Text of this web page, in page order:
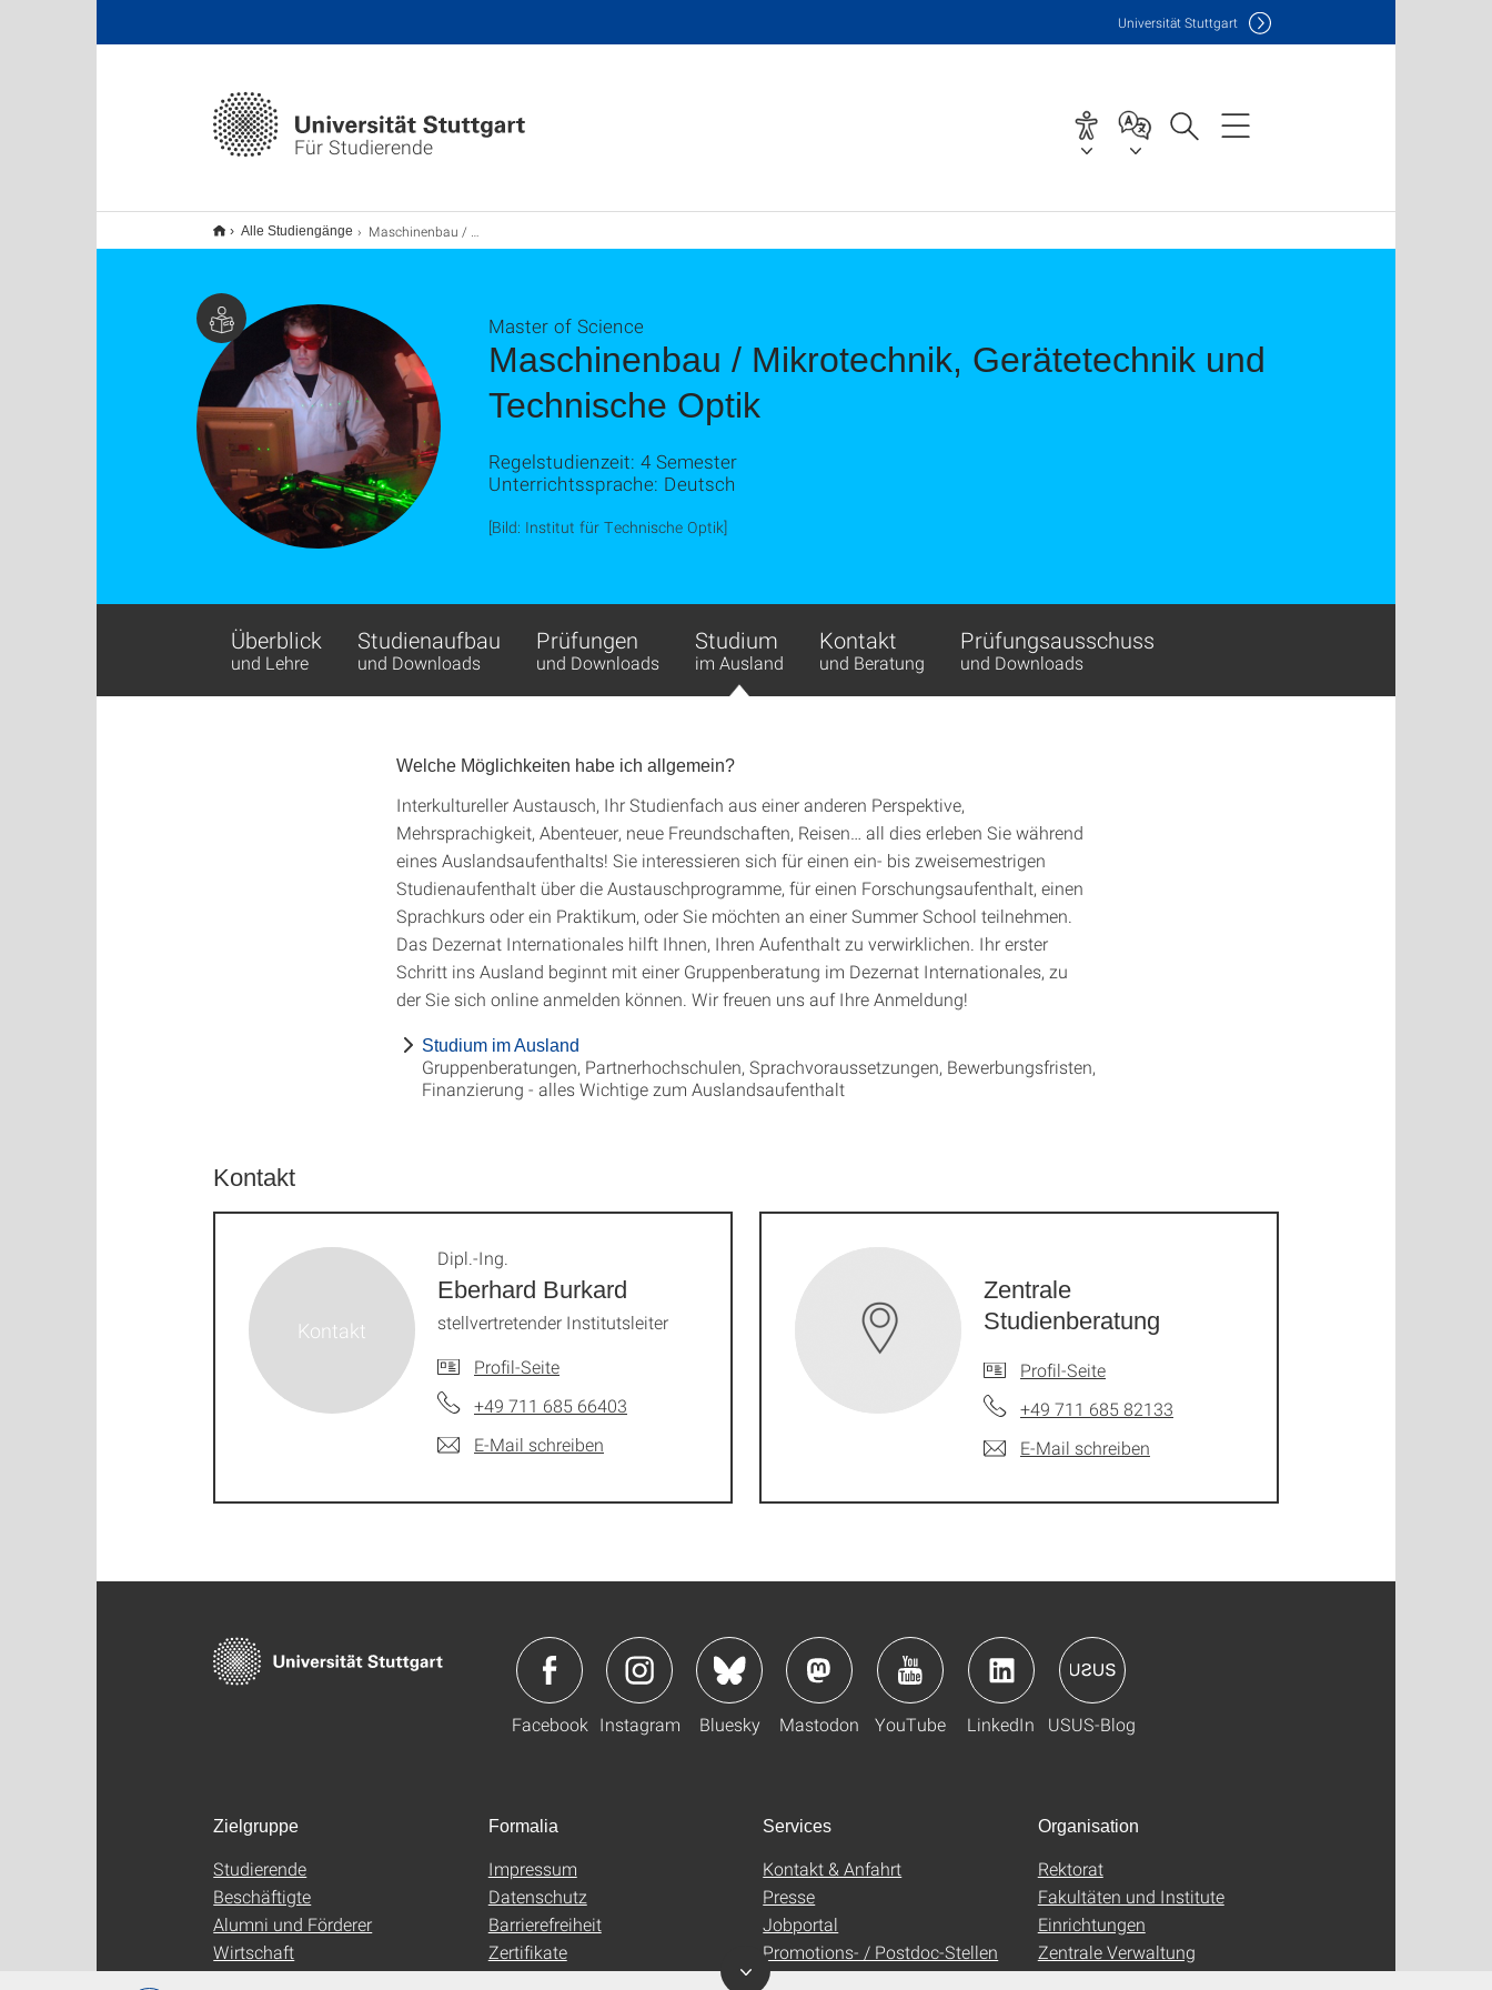
Für Studierende
Universität Stuttgart
Alle Studiengänge Maschinenbau / Mikrotechnik, Gerätetechnik und Technische Optik M.Sc.
Maschinenbau / Mikrotechnik, Gerätetechnik und
Technische Optik
Master of Science
Regelstudienzeit: 4 Semester
Unterrichtssprache: Deutsch
[Bild: Institut für Technische Optik]
Überblick
und Lehre
Studienaufbau
und Downloads
Prüfungen
und Downloads
Studium
im Ausland
Kontakt
und Beratung
Prüfungsausschuss
und Downloads
Welche Möglichkeiten habe ich allgemein?
Interkultureller Austausch, Ihr Studienfach aus einer anderen Perspektive,
Mehrsprachigkeit, Abenteuer, neue Freundschaften, Reisen… all dies erleben Sie während
eines Auslandsaufenthalts! Sie interessieren sich für einen ein- bis zweisemestrigen
Studienaufenthalt über die Austauschprogramme, für einen Forschungsaufenthalt, einen
Sprachkurs oder ein Praktikum, oder Sie möchten an einer Summer School teilnehmen.
Das Dezernat Internationales hilft Ihnen, Ihren Aufenthalt zu verwirklichen. Ihr erster
Schritt ins Ausland beginnt mit einer Gruppenberatung im Dezernat Internationales, zu
der Sie sich online anmelden können. Wir freuen uns auf Ihre Anmeldung!
Studium im Ausland
Gruppenberatungen, Partnerhochschulen, Sprachvoraussetzungen, Bewerbungsfristen,
Finanzierung - alles Wichtige zum Auslandsaufenthalt
Kontakt
Eberhard Burkard
Dipl.-Ing.
stellvertretender Institutsleiter
Profil-Seite
+49 711 685 66403
E-Mail schreiben
Zentrale
Studienberatung
Profil-Seite
+49 711 685 82133
E-Mail schreiben
Facebook Instagram Bluesky Mastodon YouTube LinkedIn USUS-Blog
Zielgruppe
Studierende
Beschäftigte
Alumni und Förderer
Wirtschaft
Formalia
Impressum
Datenschutz
Barrierefreiheit
Zertifikate
Services
Kontakt & Anfahrt
Presse
Jobportal
Promotions- / Postdoc-Stellen
Uni-Shop
Organisation
Rektorat
Fakultäten und Institute
Einrichtungen
Zentrale Verwaltung